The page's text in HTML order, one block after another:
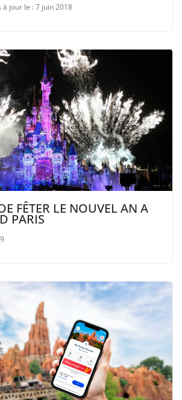
7 juin 2018
FÊTER LE NOUVEL AN A
PARIS